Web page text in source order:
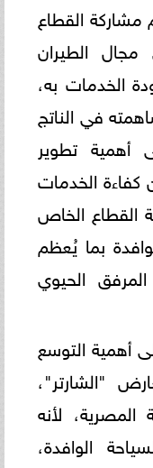
مشاركة القطاع
مجال الطيران
الخدمات به،
في الناتج
أهمية تطوير
كفاءة الخدمات
القطاع الخاص
بما يُعظم
الحيوي
أهمية التوسع
"الشارتر"،
لأنه
الوافدة،